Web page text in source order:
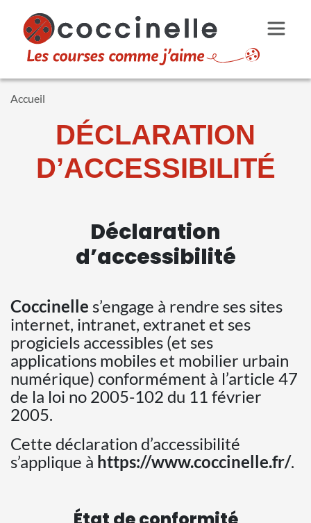
Accueil
DÉCLARATION
D’ACCESSIBILITÉ
Déclaration
d’accessibilité
Coccinelle s’engage à rendre ses sites
internet, intranet, extranet et ses
progiciels accessibles (et ses
applications mobiles et mobilier urbain
numérique) conformément à l’article 47
de la loi no 2005-102 du 11 février
2005.
Cette déclaration d’accessibilité
s’applique à https://www.coccinelle.fr/.